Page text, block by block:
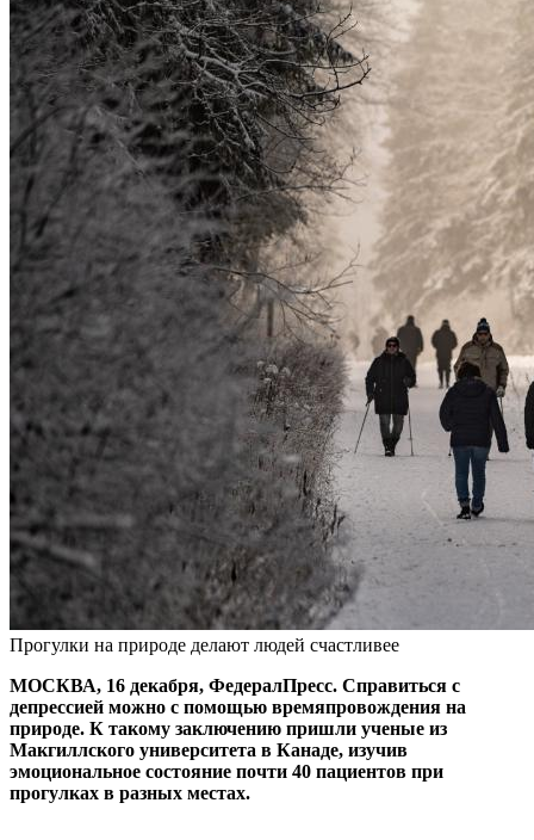
Прогулки на природе делают людей счастливее
МОСКВА, 16 декабря, ФедералПресс. Справиться с
депрессией можно с помощью времяпровождения на
природе. К такому заключению пришли ученые из
Макгиллского университета в Канаде, изучив
эмоциональное состояние почти 40 пациентов при
прогулках в разных местах.